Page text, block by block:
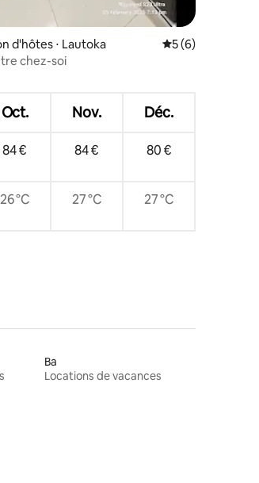
d'hôtes ⋅ Lautoka Évaluation
5 (6)
chez-soi
Oct. Nov. Déc.
84 € 84 € 80 €
26 °C 27 °C 27 °C
Ba
Locations de vacances